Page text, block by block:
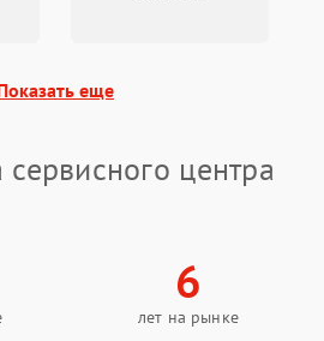
еще
центра
6
лет на рынке